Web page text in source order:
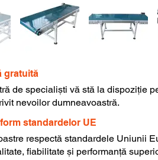
gratuită
de specialiști vă stă la dispoziție
nevoilor dumneavoastră.
standardelor UE
respectă standardele Uniunii
fiabilitate și performanță